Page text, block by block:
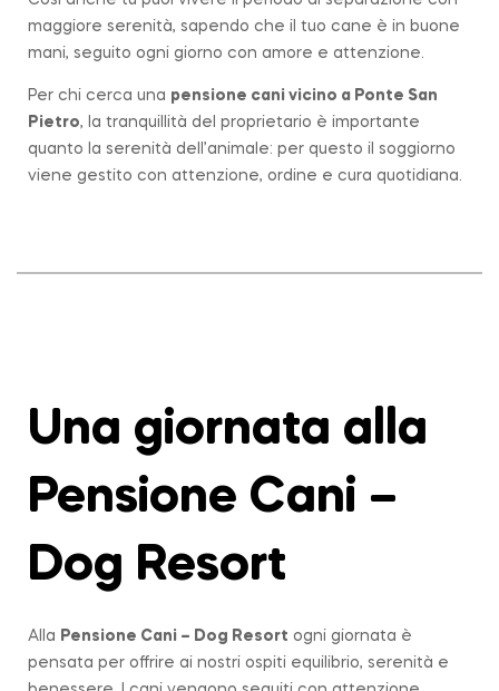
maggiore serenità, sapendo che il tuo cane è in buone
mani, seguito ogni giorno con amore e attenzione.
Per chi cerca una pensione cani vicino a Ponte San
Pietro, la tranquillità del proprietario è importante
quanto la serenità dell’animale: per questo il soggiorno
viene gestito con attenzione, ordine e cura quotidiana.
Una giornata alla
Pensione Cani –
Dog Resort
Alla Pensione Cani – Dog Resort ogni giornata è
pensata per offrire ai nostri ospiti equilibrio, serenità e